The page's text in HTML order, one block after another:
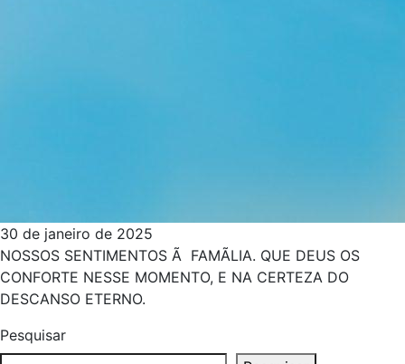
30 de janeiro de 2025
NOSSOS SENTIMENTOS Ã FAMÃ­LIA. QUE DEUS OS
CONFORTE NESSE MOMENTO, E NA CERTEZA DO
DESCANSO ETERNO.
Pesquisar